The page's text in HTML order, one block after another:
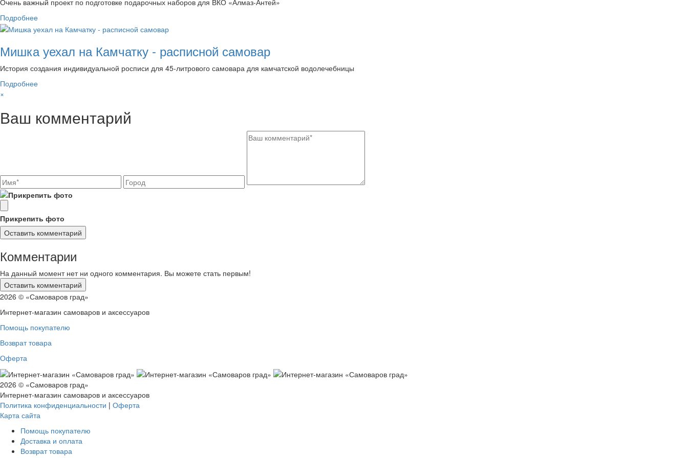
Очень важный проект по подготовке подарочных наборов для ВКО «Алмаз-Антей»
Подробнее
Мишка уехал на Камчатку - расписной самовар
История создания индивидуальной росписи для 45-литрового самовара для камчатской водолечебницы
Подробнее
×
Ваш комментарий
Прикрепить фото
Комментарии
На данный момент нет ни одного комментария. Вы можете стать первым!
2026 © «Самоваров град»
Интернет-магазин самоваров и аксессуаров
Помощь покупателю
Возврат товара
Оферта
2026 © «Самоваров град»
Интернет-магазин самоваров и аксессуаров
Политика конфиденциальности | Оферта
Карта сайта
Помощь покупателю
Доставка и оплата
Возврат товара